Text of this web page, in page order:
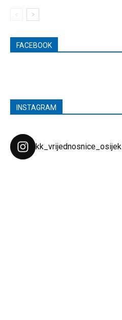
FACEBOOK
INSTAGRAM
kk_vrijednosnice_osijek